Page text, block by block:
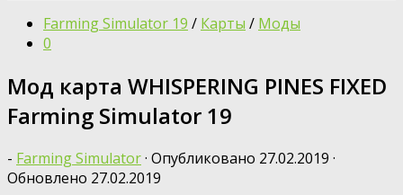
Farming Simulator 19 / Карты / Моды
0
Мод карта WHISPERING PINES FIXED
Farming Simulator 19
- Farming Simulator· Опубликовано 27.02.2019 ·
Обновлено 27.02.2019